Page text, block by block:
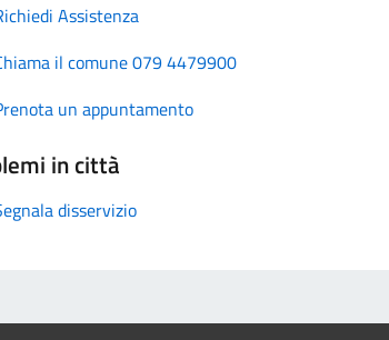
Assistenza
il comune 079 4479900
un appuntamento
in città
disservizio